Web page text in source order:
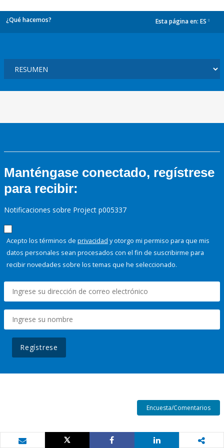
¿Qué hacemos? Esta página en: ES
Manténgase conectado, regístrese
para recibir:
Notificaciones sobre Project p005337
Acepto los términos de privacidad y otorgo mi permiso para que mis
datos personales sean procesados con el fin de suscribirme para
recibir novedades sobre los temas que he seleccionado.
Regístrese
Encuesta/Comentarios